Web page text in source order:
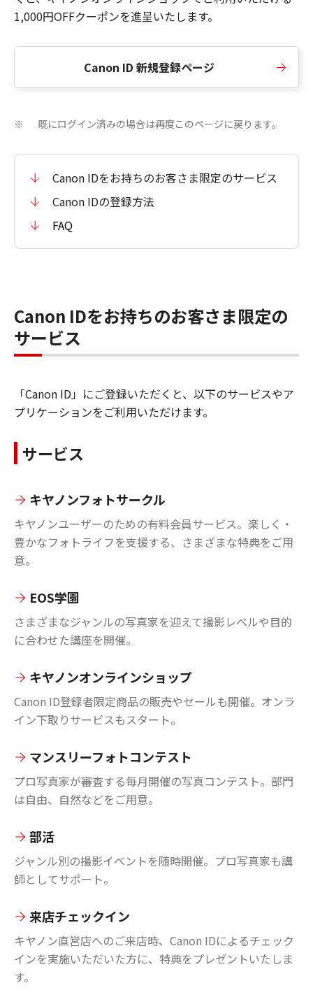
1,000円OFFクーポンを進呈いたします。
Canon ID 新規登録ページ
※ 既にログイン済みの場合は再度このページに戻ります。
Canon IDをお持ちのお客さま限定のサービス
Canon IDの登録方法
FAQ
Canon IDをお持ちのお客さま限定の
サービス
「Canon ID」にご登録いただくと、以下のサービスやア
プリケーションをご利用いただけます。
サービス
キヤノンフォトサークル
キヤノンユーザーのための有料会員サービス。楽しく・
豊かなフォトライフを支援する、さまざまな特典をご用
意。
EOS学園
さまざまなジャンルの写真家を迎えて撮影レベルや目的
に合わせた講座を開催。
キヤノンオンラインショップ
Canon ID登録者限定商品の販売やセールも開催。オンラ
イン下取りサービスもスタート。
マンスリーフォトコンテスト
プロ写真家が審査する毎月開催の写真コンテスト。部門
は自由、自然などをご用意。
部活
ジャンル別の撮影イベントを随時開催。プロ写真家も講
師としてサポート。
来店チェックイン
キヤノン直営店へのご来店時、Canon IDによるチェック
インを実施いただいた方に、特典をプレゼントいたしま
す。